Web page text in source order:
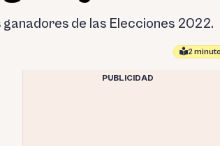
de las Elecciones 2022.
2
PUBLICIDAD